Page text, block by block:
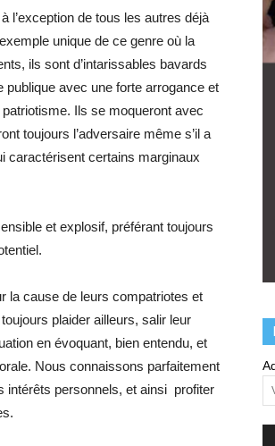
l’exception de tous les autres déjà
unique de ce genre où la
ils sont d’intarissables bavards
publique avec une forte arrogance et
Ils se moqueront avec
toujours l’adversaire même s’il a
caractérisent certains marginaux
et explosif, préférant toujours
la cause de leurs compatriotes et
plaider ailleurs, salir leur
en évoquant, bien entendu, et
Nous connaissons parfaitement
intérêts personnels, et ainsi profiter